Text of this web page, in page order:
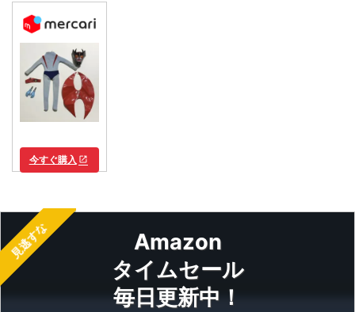
今すぐ購入 open_in_new
見逃すな
Amazon
タイムセール
毎日更新中！